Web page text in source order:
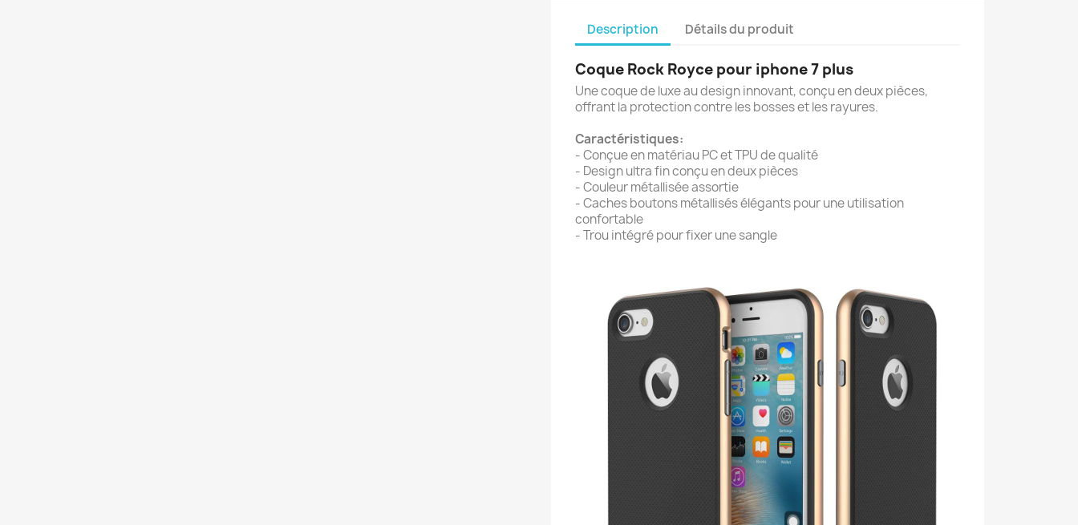
Description Détails du produit
Coque Rock Royce pour iphone 7 plus
Une coque de luxe au design innovant, conçu en deux pièces,
offrant la protection contre les bosses et les rayures.
Caractéristiques:
- Conçue en matériau PC et TPU de qualité
- Design ultra fin conçu en deux pièces
- Couleur métallisée assortie
- Caches boutons métallisés élégants pour une utilisation
confortable
- Trou intégré pour fixer une sangle